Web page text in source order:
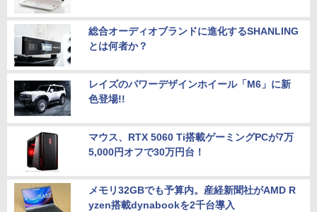
総合オーディオブランドに進化するSHANLING
とは何者か？
レイズのパワーデザインホイール「M6」に新
色登場!!
マウス、RTX 5060 Ti搭載ゲーミングPCが7万
5,000円オフで30万円台！
メモリ32GBでも予算内。産経新聞社がAMD R
yzen搭載dynabookを2千台導入